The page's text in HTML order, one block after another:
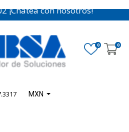
¡Chatea con nosotros!
0 0
MXN